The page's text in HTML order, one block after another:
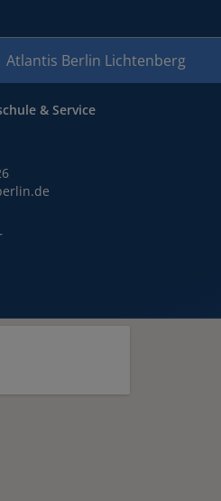
Atlantis Berlin Lichtenberg
& Service